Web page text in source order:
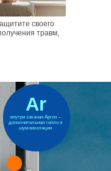
своего
травм,
внутри закачан Аргон –
дополнительная тепло и
шумоизоляция
Ar